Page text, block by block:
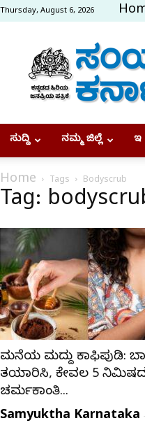
Thursday, August 6, 2026
ಸುದ್ದಿ ನಮ್ಮ ಜಿಲ್ಲೆ ಇ
Home Tags Bodyscrub
Tag:
ಮನೆಯ ಮದ್ದು ಕಾಫಿಪುಡಿ:
ತಯಾರಿಸಿ, ಕೇವಲ 5
ಚರ್ಮಕಾಂತಿ...
Samyuktha Karnataka -